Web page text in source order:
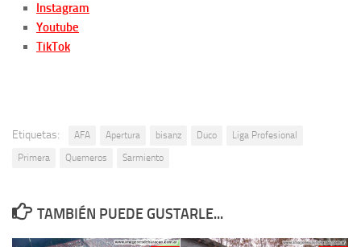
Instagram
Youtube
TikTok
Etiquetas: AFA Apertura bisanz Duco
Liga Profesional
Primera
Quemeros Sarmiento
TAMBIÉN PUEDE GUSTARLE...